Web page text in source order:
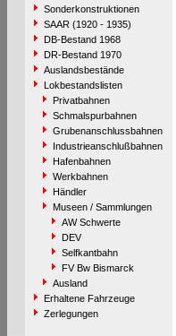
Sonderkonstruktionen
SAAR (1920 - 1935)
DB-Bestand 1968
DR-Bestand 1970
Auslandsbestände
Lokbestandslisten
Privatbahnen
Schmalspurbahnen
Grubenanschlussbahnen
Industrieanschlußbahnen
Hafenbahnen
Werkbahnen
Händler
Museen / Sammlungen
AW Schwerte
DEV
Selfkantbahn
FV Bw Bismarck
Ausland
Erhaltene Fahrzeuge
Zerlegungen